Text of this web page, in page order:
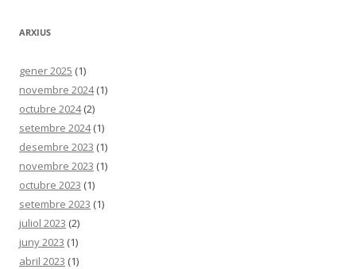
ARXIUS
gener 2025 (1)
novembre 2024(1)
octubre 2024(2)
setembre 2024(1)
desembre 2023 (1)
novembre 2023 (1)
octubre 2023 (1)
setembre 2023 (1)
juliol 2023 (2)
juny 2023 (1)
abril 2023 (1)